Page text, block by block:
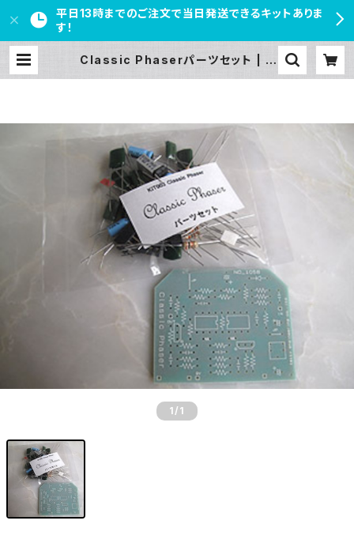
平日13時までのご注文で当日発送できるキットありま
す！
Classic Phaserパーツセット | P
1 /1